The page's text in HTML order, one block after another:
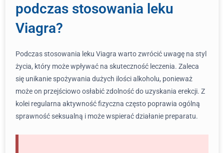
podczas stosowania leku
Viagra?
Podczas stosowania leku Viagra warto zwrócić uwagę na styl
życia, który może wpływać na skuteczność leczenia. Zaleca
się unikanie spożywania dużych ilości alkoholu, ponieważ
może on przejściowo osłabić zdolność do uzyskania erekcji. Z
kolei regularna aktywność fizyczna często poprawia ogólną
sprawność seksualną i może wspierać działanie preparatu.